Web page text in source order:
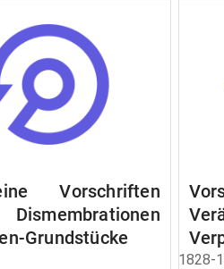
Vorschriften
Grundstücke
1828-